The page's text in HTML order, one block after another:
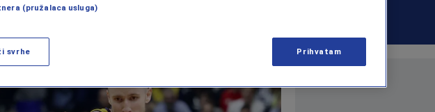
VIRALNO
VIDEO
(pružalaca usluga)
svrhe Prihvatam